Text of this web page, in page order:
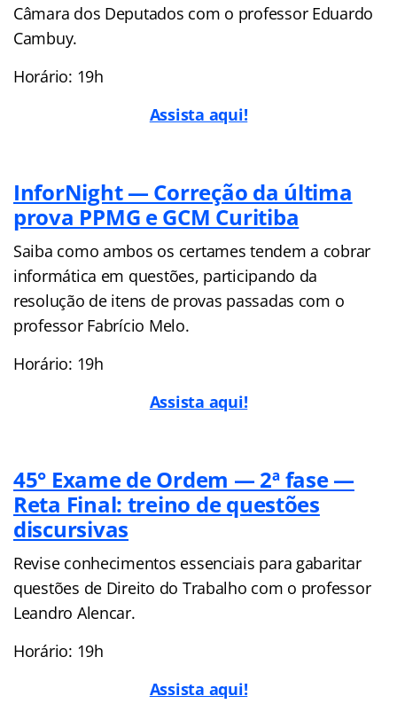
Câmara dos Deputados com o professor Eduardo
Cambuy.
Horário: 19h
Assista aqui!
InforNight — Correção da última
prova PPMG e GCM Curitiba
Saiba como ambos os certames tendem a cobrar
informática em questões, participando da
resolução de itens de provas passadas com o
professor Fabrício Melo.
Horário: 19h
Assista aqui!
45° Exame de Ordem — 2ª fase —
Reta Final: treino de questões
discursivas
Revise conhecimentos essenciais para gabaritar
questões de Direito do Trabalho com o professor
Leandro Alencar.
Horário: 19h
Assista aqui!